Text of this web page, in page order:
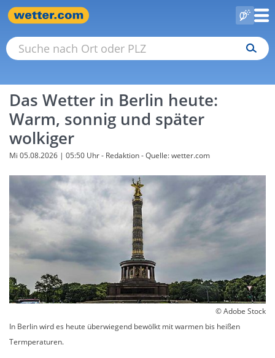
Das Wetter in Berlin heute:
Warm, sonnig und später
wolkiger
Mi 05.08.2026 | 05:50 Uhr- Redaktion - Quelle: wetter.com
© Adobe Stock
In Berlin wird es heute überwiegend bewölkt mit warmen bis heißen
Termperaturen.